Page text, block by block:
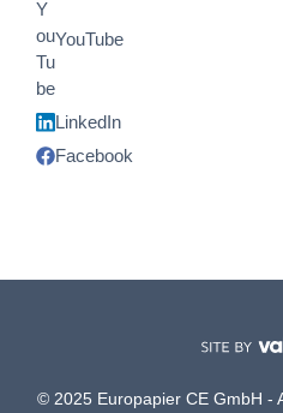
YouTube
LinkedIn
Facebook
© 2025 Europapier CE GmbH -